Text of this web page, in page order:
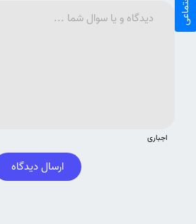
اجباری
ارسال دیدگاه